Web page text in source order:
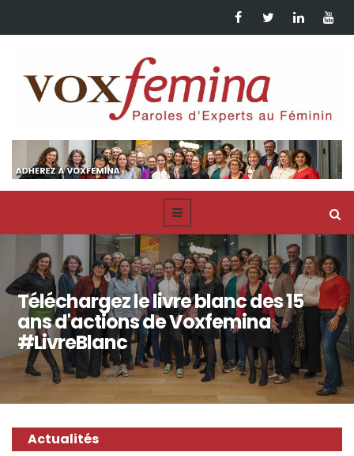
Téléchargez le livre blanc des 15
ans d'actions de Voxfemina
#LivreBlanc
Actualités